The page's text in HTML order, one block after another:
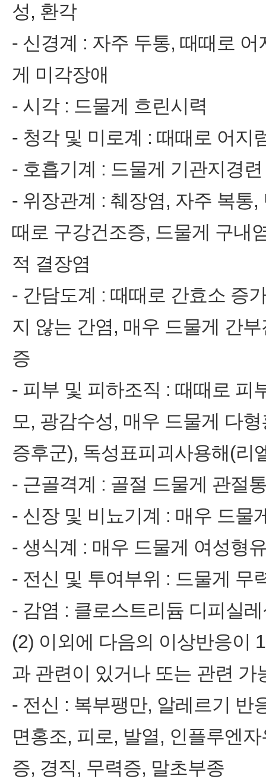
성, 환각
‑ 신경계 : 자주 두통, 때때로
게 미각장애
‑ 시각 : 드물게 흐린시력
‑ 청각 및 미로계 : 때때로 어지
‑ 호흡기계 : 드물게 기관지경련
‑ 위장관계 : 췌장염, 자주 복통
때로 구강건조증, 드물게 구내
적 결장염
‑ 간담도계 : 때때로 간효소 증
지 않는 간염, 매우 드물게 간
증
‑ 피부 및 피하조직 : 때때로
모, 광감수성, 매우 드물게 다
증후군), 독성표피괴사용해(리
‑ 근골격계 : 골절 드물게 관절
‑ 신장 및 비뇨기계 : 매우 드물
‑ 생식계 : 매우 드물게 여성형
‑ 전신 및 투여부위 : 드물게 무
‑ 감염 : 클로스트리듐 디피실
(2) 이외에 다음의 이상반응이
과 관련이 있거나 또는 관련
‑ 전신 : 복부팽만, 알레르기 반
면홍조, 피로, 발열, 인플루엔
증, 경직, 무력증, 말초부종